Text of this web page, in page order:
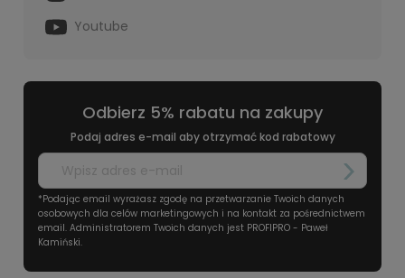
Youtube
Odbierz 5% rabatu na zakupy
Podaj adres e-mail aby otrzymać kod rabatowy
*Podając email wyrażasz zgodę na przetwarzanie Twoich danych
osobowych dla celów marketingowych i na kontakt za pośrednictwem
email. Administratorem Twoich danych jest PROFIPRO - Paweł
Kamiński.